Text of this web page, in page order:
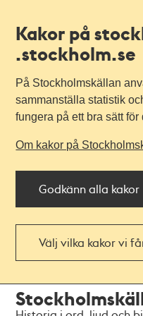
Kakor på
.stockholm.se
På Stockholmskällan
sammanställa statistik
fungera på ett bra sätt för
Om kakor på
Godkänn alla kakor
Välj vilka kakor vi
navigationen
huvudinnehållet